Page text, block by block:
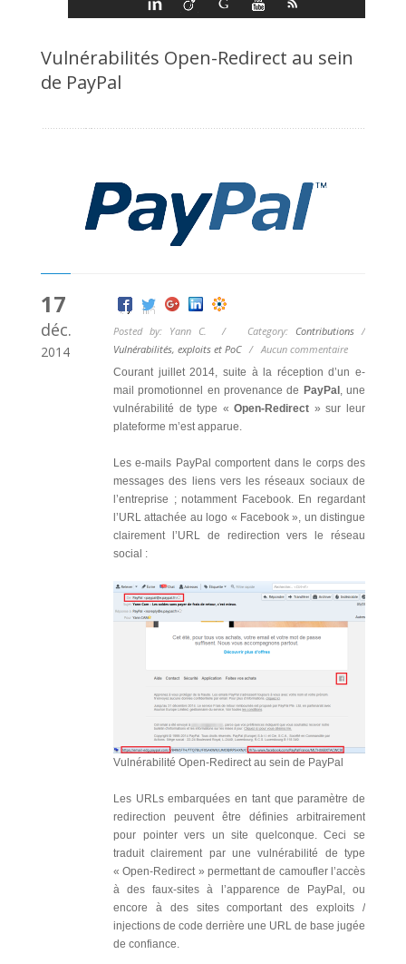
Vulnérabilités Open-Redirect au sein
de PayPal
17
déc.
2014
Posted by: Yann C. / Category: Contributions/
Vulnérabilités, exploits et PoC/Aucun commentaire
Courant juillet 2014, suite à la réception d’un e-
mail promotionnel en provenance de PayPal , une
vulnérabilité de type «Open-Redirect » sur leur
plateforme m’est apparue.
Les e-mails PayPal comportent dans le corps des
messages des liens vers les réseaux sociaux de
l’entreprise ; notamment Facebook. En regardant
l’URL attachée au logo « Facebook », un distingue
clairement l’URL de redirection vers le réseau
social :
Vulnérabilité Open-Redirect au sein de PayPal
Les URLs embarquées en tant que paramètre de
redirection peuvent être définies arbitrairement
pour pointer vers un site quelconque. Ceci se
traduit clairement par une vulnérabilité de type
« Open-Redirect » permettant de camoufler l’accès
à des faux-sites à l’apparence de PayPal, ou
encore à des sites comportant des exploits /
injections de code derrière une URL de base jugée
de confiance.